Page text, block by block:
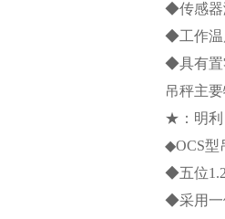
◆传感器
◆工作温
◆具有置
吊秤主
★：明利
◆OCS型
◆五位
◆采用一